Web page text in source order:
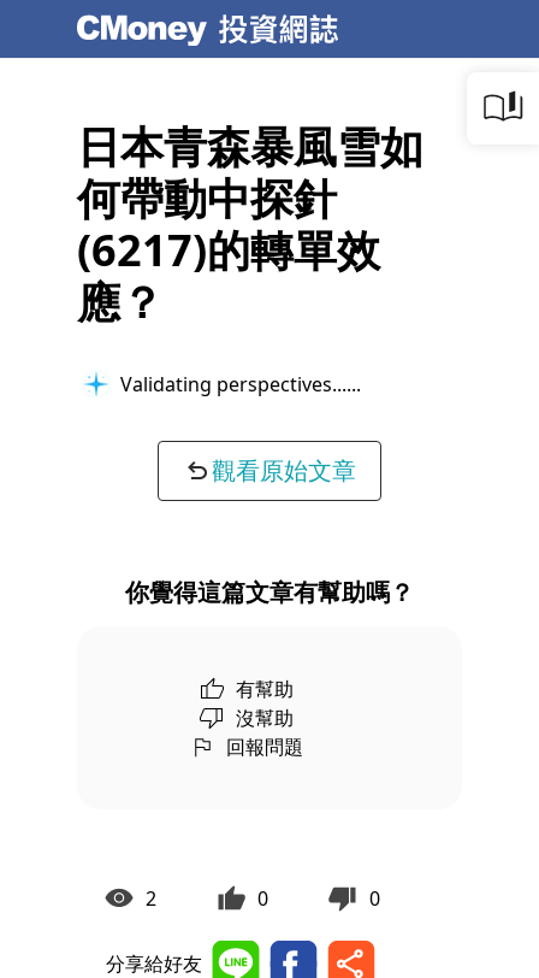
日本青森暴風雪如
何帶動中探針
(6217)的轉單效
應？
Validating perspectives...
觀看原始文章
你覺得這篇文章有幫助嗎？
有幫助
沒幫助
回報問題
2 0 0
分享給好友